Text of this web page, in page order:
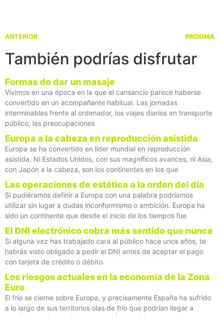
ANTERIOR PROXIMA
También podrías disfrutar
Formas de dar un masaje
Vivimos en una época en la que el cansancio parece haberse
convertido en un acompañante habitual. Las jornadas
interminables frente al ordenador, los viajes diarios en transporte
público, las preocupaciones
Europa a la cabeza en reproducción asistida
Europa se ha convertido en líder mundial en reproducción
asistida. Ni Estados Unidos, con sus magníficos avances, ni Asia,
con Japón a la cabeza, son los continentes en los que
Las operaciones de estética a la orden del día
Si pudiéramos definir a Europa con una palabra podríamos
utilizar sin lugar a dudas inconformismo o ambición. Europa ha
sido un continente que desde el inicio de los tiempos fue
El DNI electrónico cobra más sentido que nunca
Si alguna vez has trabajado cara al público hace unos años, te
habrás visto obligado a pedir el DNI antes de aceptar el pago
con tarjeta de crédito o débito.
Los riesgos actuales en la economía de la Zona
Euro
El frío se cierne sobre Europa, y precisamente España ha sufrido
a lo largo de sus territorios olas de frío que podrían llegar a